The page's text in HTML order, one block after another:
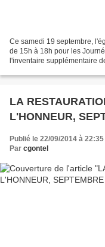
Ce samedi 19 septembre,
de 15h à 18h pour les
l'inventaire supplémentaire
LA
L'HONNEUR,
Publié le 22/09/2014 à 22:35
Par cgontel